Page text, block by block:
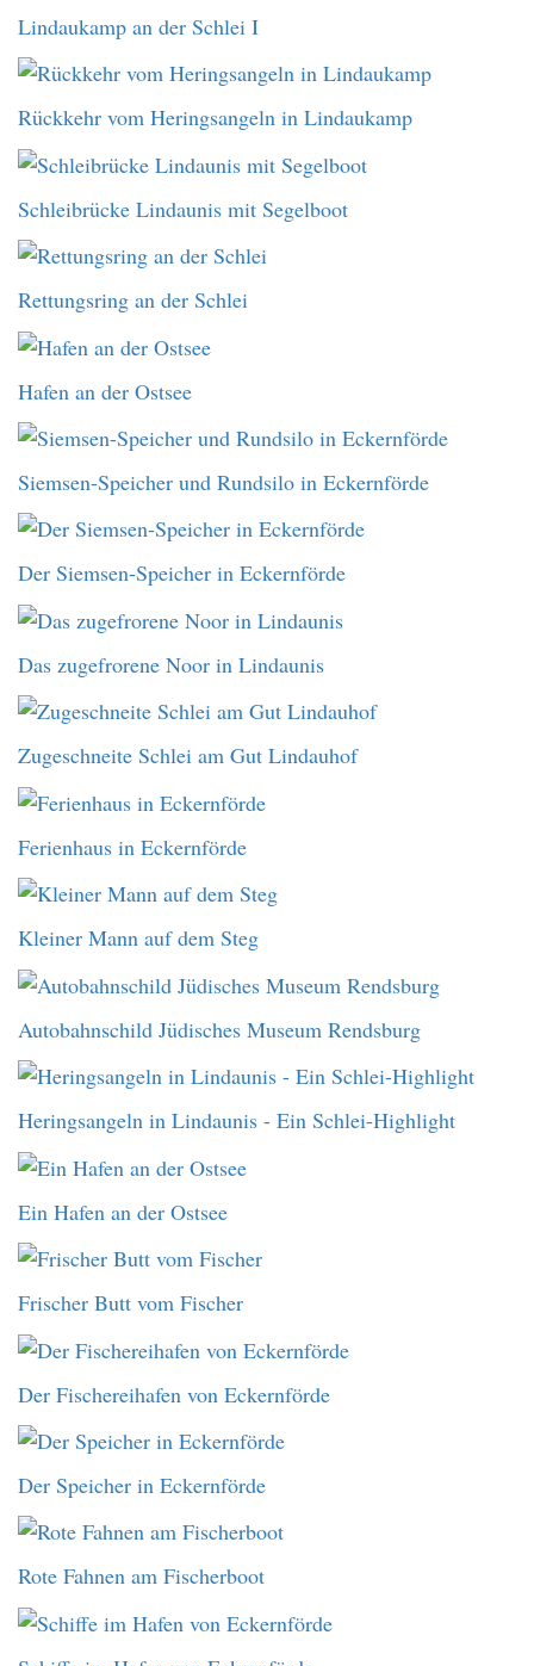
Lindaukamp an der Schlei I
Rückkehr vom Heringsangeln in Lindaukamp
Schleibrücke Lindaunis mit Segelboot
Rettungsring an der Schlei
Hafen an der Ostsee
Siemsen-Speicher und Rundsilo in Eckernförde
Der Siemsen-Speicher in Eckernförde
Das zugefrorene Noor in Lindaunis
Zugeschneite Schlei am Gut Lindauhof
Ferienhaus in Eckernförde
Kleiner Mann auf dem Steg
Autobahnschild Jüdisches Museum Rendsburg
Heringsangeln in Lindaunis - Ein Schlei-Highlight
Ein Hafen an der Ostsee
Frischer Butt vom Fischer
Der Fischereihafen von Eckernförde
Der Speicher in Eckernförde
Rote Fahnen am Fischerboot